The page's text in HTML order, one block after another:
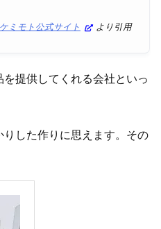
ミモト公式サイト より引用
提供してくれる会社といっ
した作りに思えます。その